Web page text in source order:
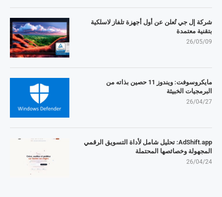
شركة إل جي تُعلن عن أول أجهزة تلفاز لاسلكية
بتقنية معتمدة
26/05/09
مايكروسوفت: ويندوز 11 حصين بذاته من
البرمجيات الخبيثة
26/04/27
AdShift.app: تحليل شامل لأداة التسويق الرقمي
المجهولة وخصائصها المحتملة
26/04/24